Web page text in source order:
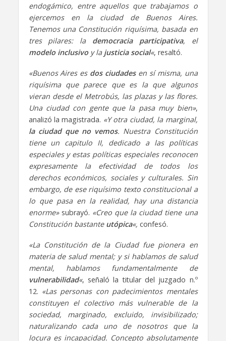
endogámico, entre aquellos que trabajamos o
ejercemos en la ciudad de Buenos Aires.
Tenemos una Constitución riquísima, basada en
tres pilares: la democracia participativa, el
modelo inclusivoy lajusticia social«, resaltó.
«Buenos Aires es dos ciudadesen sí misma, una
riquísima que parece que es la que algunos
vieran desde el Metrobús, las plazas y las flores.
Una ciudad con gente que la pasa muy bien»,
analizó la magistrada. «Y otra ciudad, la marginal,
la ciudad que no vemos. Nuestra Constitución
tiene un capitulo II, dedicado a las políticas
especiales y estas políticas especiales reconocen
expresamente la efectividad de todos los
derechos económicos, sociales y culturales. Sin
embargo, de ese riquísimo texto constitucional a
lo que pasa en la realidad, hay una distancia
enorme» subrayó. «Creo que la ciudad tiene una
Constitución bastante utópica«, confesó.
«La Constitución de la Ciudad fue pionera en
materia de salud mental; y si hablamos de salud
mental, hablamos fundamentalmente de
vulnerabilidad«, señaló la titular del juzgado n.º
12. «Las personas con padecimientos mentales
constituyen el colectivo más vulnerable de la
sociedad, marginado, excluido, invisibilizado;
naturalizando cada uno de nosotros que la
locura es incapacidad. Concepto absolutamente